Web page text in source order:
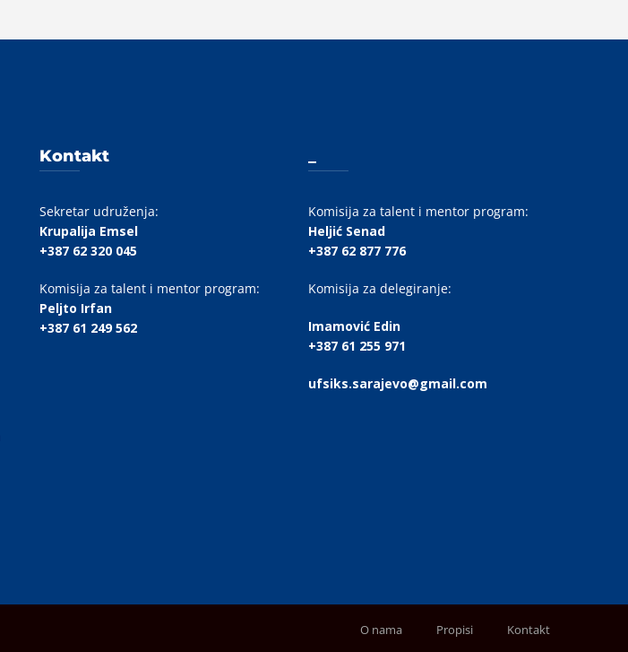
Kontakt
Sekretar udruženja:
Krupalija Emsel
+387 62 320 045
Komisija za talent i mentor program:
Peljto Irfan
+387 61 249 562
Komisija za talent i mentor program:
Heljić Senad
+387 62 877 776
Komisija za delegiranje:
Imamović Edin
+387 61 255 971
ufsiks.sarajevo@gmail.com
O nama Propisi Kontakt